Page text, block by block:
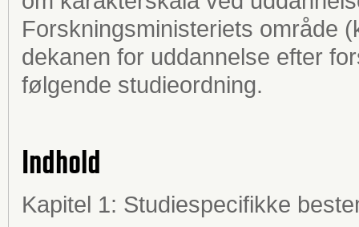
Forskningsministeriets område
dekanen for uddannelse efter
følgende studieordning.
Indhold
Kapitel 1: Studiespecifikke